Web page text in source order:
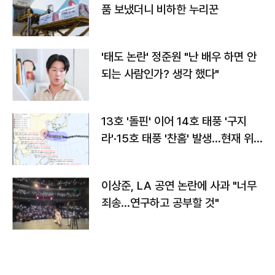
품 보냈더니 비하한 누리꾼
'태도 논란' 정준원 "난 배우 하면 안
되는 사람인가? 생각 했다"
13호 '돌핀' 이어 14호 태풍 '구지
라'·15호 태풍 '찬홈' 발생…현재 위
이상준, LA 공연 논란에 사과 "너무
죄송…연구하고 공부할 것"